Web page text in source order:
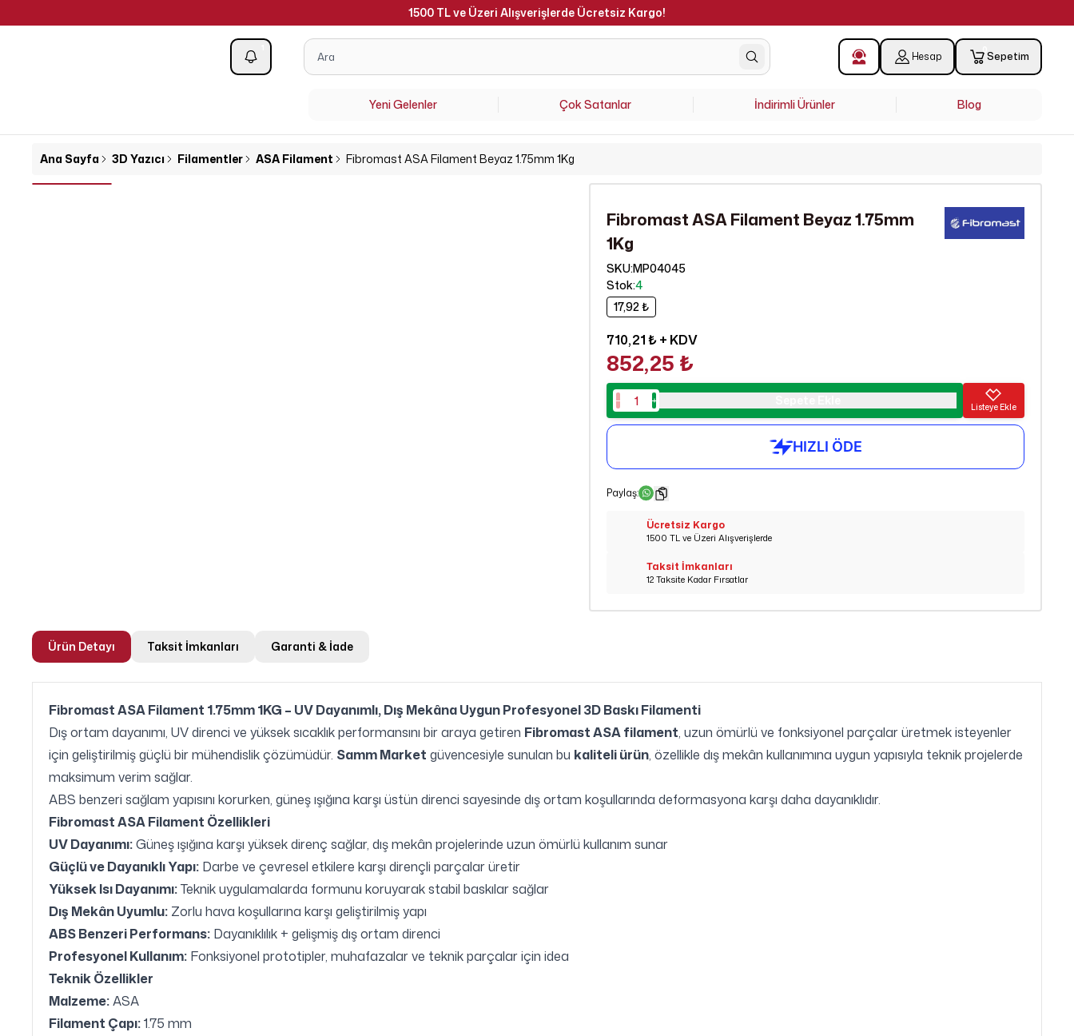
1500 TL ve Üzeri Alışverişlerde Ücretsiz Kargo!
Hesap 0 Sepetim
Yeni Gelenler Çok Satanlar İndirimli Ürünler Blog
Ana Sayfa 3D Yazıcı Filamentler ASA Filament Fibromast ASA Filament Beyaz 1.75mm 1Kg
Fibromast ASA Filament Beyaz 1.75mm
1Kg
SKU:MP04045
Stok:4
17,92 ₺
710,21 ₺+ KDV
852,25 ₺
Listeye Ekle
Paylaş:
Ücretsiz Kargo
1500 TL ve Üzeri Alışverişlerde
Taksit İmkanları
12 Taksite Kadar Fırsatlar
Ürün Detayı Taksit İmkanları Garanti & İade
Fibromast ASA Filament 1.75mm 1KG – UV Dayanımlı, Dış Mekâna Uygun Profesyonel 3D Baskı Filamenti
Dış ortam dayanımı, UV direnci ve yüksek sıcaklık performansını bir araya getiren Fibromast ASA filament, uzun ömürlü ve fonksiyonel parçalar üretmek isteyenler
için geliştirilmiş güçlü bir mühendislik çözümüdür. Samm Market güvencesiyle sunulan bu kaliteli ürün, özellikle dış mekân kullanımına uygun yapısıyla teknik projelerde
maksimum verim sağlar.
ABS benzeri sağlam yapısını korurken, güneş ışığına karşı üstün direnci sayesinde dış ortam koşullarında deformasyona karşı daha dayanıklıdır.
Fibromast ASA Filament Özellikleri
UV Dayanımı:Güneş ışığına karşı yüksek direnç sağlar, dış mekân projelerinde uzun ömürlü kullanım sunar
Güçlü ve Dayanıklı Yapı: Darbe ve çevresel etkilere karşı dirençli parçalar üretir
Yüksek Isı Dayanımı:Teknik uygulamalarda formunu koruyarak stabil baskılar sağlar
Dış Mekân Uyumlu: Zorlu hava koşullarına karşı geliştirilmiş yapı
ABS Benzeri Performans: Dayanıklılık + gelişmiş dış ortam direnci
Profesyonel Kullanım: Fonksiyonel prototipler, muhafazalar ve teknik parçalar için idea
Teknik Özellikler
Malzeme:ASA
Filament Çapı:1.75 mm